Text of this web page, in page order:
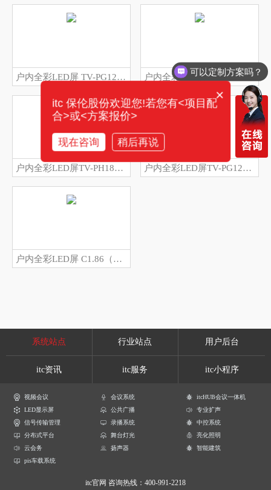
户内全彩LED屏 TV-PG125-GM 户内全彩LED屏 TV-PH200-YG/TV-PH200-YZ
户内全彩LED屏TV-PH187-YG/TV-PH187-YZ 户内全彩LED屏TV-PG125-YM/TV-PG145-YX/TV-PG145-YM/TV-PG156-YX/TV-PG156-YM/TV-PG187-YX/TV-PG187-YM/TV-PG250-YX/TV-PG250-YM
户内全彩LED屏 C1.86（规格： AK-1.86MZ ）
系统站点 行业站点 用户后台
itc资讯 itc服务 itc小程序
视频会议 会议系统
itcHUB会议一体机
LED显示屏
公共广播
专业扩声
信号传输管理
录播系统
中控系统
分布式平台
舞台灯光
亮化照明
云会务
扬声器
智能建筑
pis车载系统
itc官网 咨询热线：400-991-2218
可以定制方案吗？
×
itc 保伦股份欢迎您!若您有<项目配
合>或<方案报价>
现在咨询 稍后再说